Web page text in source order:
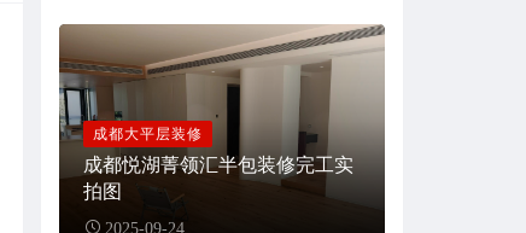
成都大平层装修
成都悦湖菁领汇半包装修完工实
拍图
2025-09-24